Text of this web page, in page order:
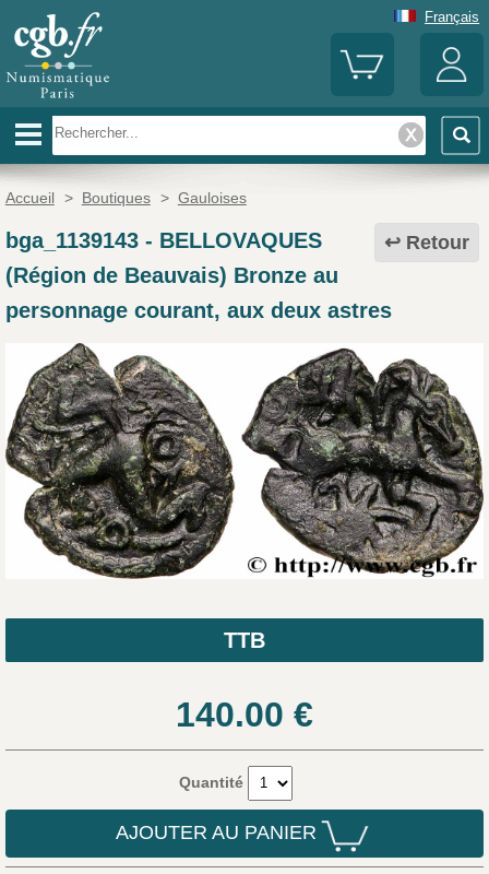
Français
Accueil > Boutiques > Gauloises
Retour
bga_1139143- BELLOVAQUES
(Région de Beauvais) Bronze au
personnage courant, aux deux astres
TTB
140.00 €
Quantité
AJOUTER AU PANIER